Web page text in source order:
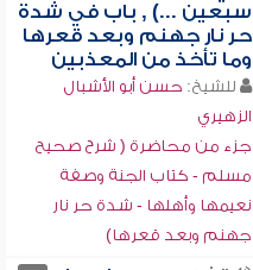
سبعين ...) , باب في شدة
حر نار جهنم وبعد قعرها
وما تأخذ من المعذبين
للشيخ: حسن أبو الأشبال
الزهيري
جزء من محاضرة ( شرح صحيح
مسلم - كتاب الجنة وصفة
نعيمها وأهلها - شدة حر نار
جهنم وبعد قعرها)